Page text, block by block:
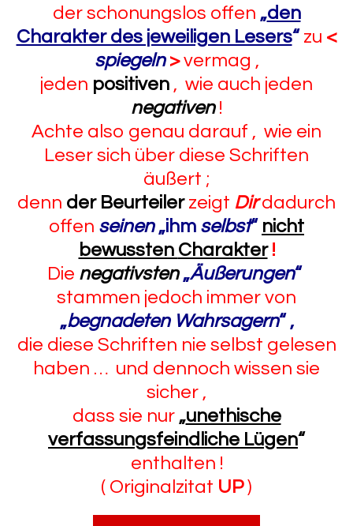
der schonungslos offen „den
Charakter des jeweiligen Lesers“ zu <
spiegeln >vermag ,
jeden positiven , wie auch jeden
negativen !
Achte also genau darauf , wie ein
Leser sich über diese Schriften
äußert ;
denn der Beurteilerzeigt Dirdadurch
offen seinen„ihm selbst“ nicht
bewussten Charakter !
Die negativsten „Äußerungen“
stammen jedoch immer von
„begnadeten Wahrsagern“ ,
die diese Schriften nie selbst gelesen
haben … und dennoch wissen sie
sicher ,
dass sie nur „unethische
verfassungsfeindliche Lügen“
enthalten !
( Originalzitat UP)